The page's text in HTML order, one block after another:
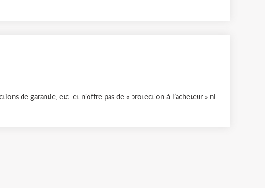
de garantie, etc. et n'offre pas de « protection à l’acheteur » ni